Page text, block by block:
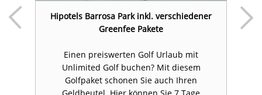
Hipotels Barrosa Park inkl. verschiedener
Greenfee Pakete
Einen preiswerten Golf Urlaub mit
Unlimited Golf buchen? Mit diesem
Golfpaket schonen Sie auch Ihren